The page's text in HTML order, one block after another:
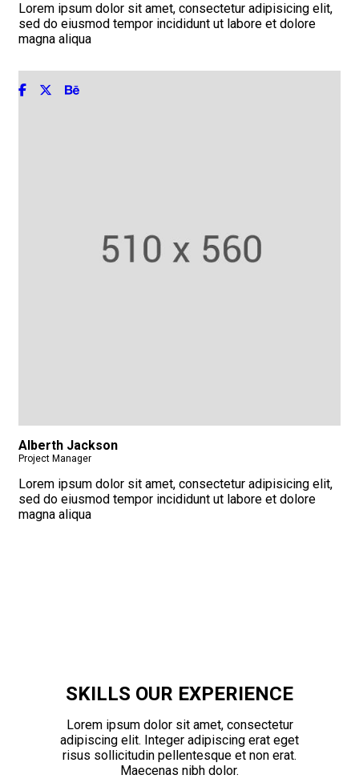
Lorem ipsum dolor sit amet, consectetur adipisicing elit,
sed do eiusmod tempor incididunt ut labore et dolore
magna aliqua
Alberth Jackson
Project Manager
Lorem ipsum dolor sit amet, consectetur adipisicing elit,
sed do eiusmod tempor incididunt ut labore et dolore
magna aliqua
SKILLS OUR EXPERIENCE
Lorem ipsum dolor sit amet, consectetur
adipiscing elit. Integer adipiscing erat eget
risus sollicitudin pellentesque et non erat.
Maecenas nibh dolor.